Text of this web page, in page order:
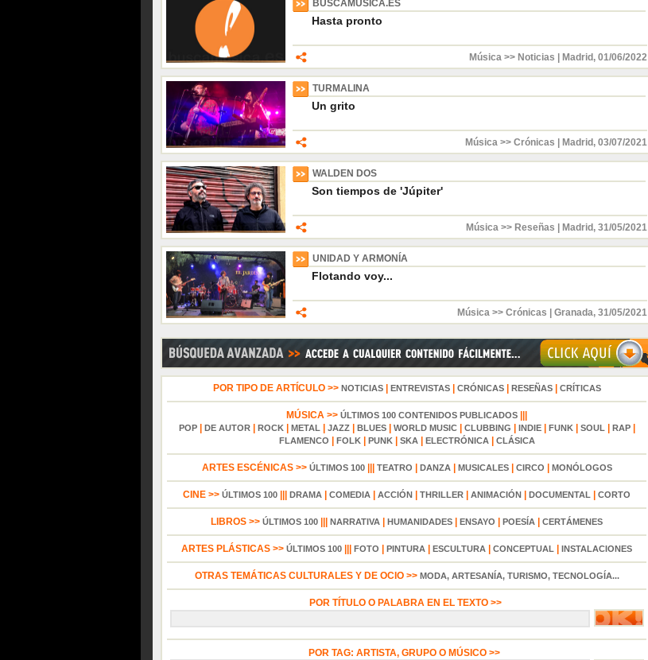
BUSCAMUSICA.ES
Hasta pronto
Música >> Noticias Madrid , 01/06/2022
TURMALINA
Un grito
Música >> Crónicas Madrid , 03/07/2021
WALDEN DOS
Son tiempos de 'Júpiter'
Música >> Reseñas Madrid , 31/05/2021
UNIDAD Y ARMONÍA
Flotando voy...
Música >> Crónicas Granada, 31/05/2021
POR TIPO DE ARTÍCULO >> NOTICIAS| ENTREVISTAS| CRÓNICAS| RESEÑAS| CRÍTICAS
MÚSICA >> ÚLTIMOS 100 CONTENIDOS PUBLICADOS
POP| DE AUTOR| ROCK| METAL| JAZZ| BLUES| WORLD MUSIC| CLUBBING INDIE| FUNK| SOUL| RAP|
FLAMENCO FOLK| PUNK| SKA| ELECTRÓNICA| CLÁSICA
ARTES ESCÉNICAS >> ÚLTIMOS 100||| TEATRO DANZA| MUSICALES| CIRCO MONÓLOGOS
CINE >> ÚLTIMOS 100 DRAMA COMEDIA ACCIÓN THRILLER ANIMACIÓN DOCUMENTAL CORTO
LIBROS >> ÚLTIMOS 100 NARRATIVA HUMANIDADES ENSAYO POESÍA CERTÁMENES
ARTES PLÁSTICAS >> ÚLTIMOS 100 FOTO PINTURA ESCULTURA CONCEPTUAL INSTALACIONES
OTRAS TEMÁTICAS CULTURALES Y DE OCIO >> MODA, ARTESANÍA, TURISMO, TECNOLOGÍA...
POR TÍTULO O PALABRA EN EL TEXTO >>
POR TAG: ARTISTA, GRUPO O MÚSICO >>